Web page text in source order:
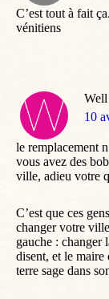
C’est tout à fait
vénitiens
Well
dit
10
le remplacement
vous avez des
ville, adieu votre
C’est que ces
changer votre
gauche : changer
disent, et le
terre sage dans